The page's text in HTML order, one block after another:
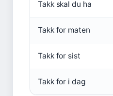
Takk skal du ha
Takk for maten
Takk for sist
Takk for i dag